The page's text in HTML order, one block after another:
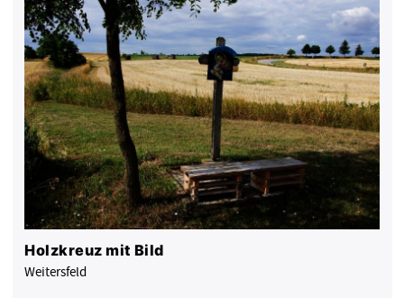
Holzkreuz mit Bild
Weitersfeld